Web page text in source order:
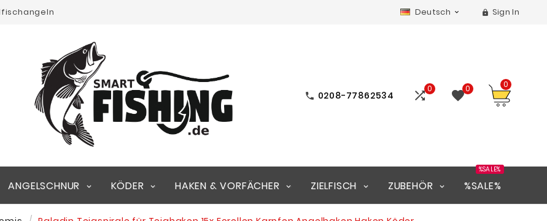
Deutsch   Sign In
 0208-77862534 0 0 0
ANGELSCHNUR KÖDER HAKEN & VORFÄCHER ZIELFISCH ZUBEHÖR %SALE%
%SALE%